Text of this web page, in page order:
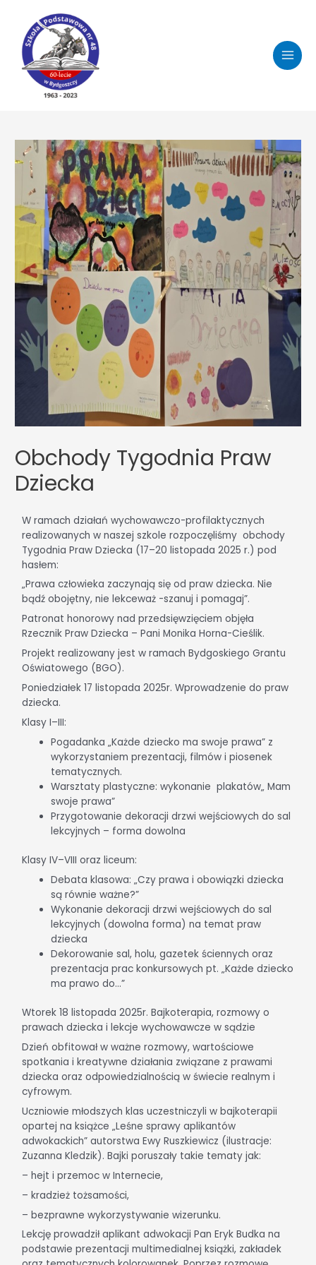
Obchody Tygodnia Praw
Dziecka
W ramach działań wychowawczo-profilaktycznych
realizowanych w naszej szkole rozpoczęliśmy obchody
Tygodnia Praw Dziecka (17–20 listopada 2025 r.) pod
hasłem:
„Prawa człowieka zaczynają się od praw dziecka. Nie
bądź obojętny, nie lekceważ -szanuj i pomagaj”.
Patronat honorowy nad przedsięwzięciem objęła
Rzecznik Praw Dziecka – Pani Monika Horna-Cieślik.
Projekt realizowany jest w ramach Bydgoskiego Grantu
Oświatowego (BGO).
Poniedziałek 17 listopada 2025r. Wprowadzenie do praw
dziecka.
Klasy I–III:
Pogadanka „Każde dziecko ma swoje prawa” z
wykorzystaniem prezentacji, filmów i piosenek
tematycznych.
Warsztaty plastyczne: wykonanie plakatów„ Mam
swoje prawa”
Przygotowanie dekoracji drzwi wejściowych do sal
lekcyjnych – forma dowolna
Klasy IV–VIII oraz liceum:
Debata klasowa: „Czy prawa i obowiązki dziecka
są równie ważne?”
Wykonanie dekoracji drzwi wejściowych do sal
lekcyjnych (dowolna forma) na temat praw
dziecka
Dekorowanie sal, holu, gazetek ściennych oraz
prezentacja prac konkursowych pt. „Każde dziecko
ma prawo do…”
Wtorek 18 listopada 2025r. Bajkoterapia, rozmowy o
prawach dziecka i lekcje wychowawcze w sądzie
Dzień obfitował w ważne rozmowy, wartościowe
spotkania i kreatywne działania związane z prawami
dziecka oraz odpowiedzialnością w świecie realnym i
cyfrowym.
Uczniowie młodszych klas uczestniczyli w bajkoterapii
opartej na książce „Leśne sprawy aplikantów
adwokackich” autorstwa Ewy Ruszkiewicz (ilustracje:
Zuzanna Kledzik). Bajki poruszały takie tematy jak:
– hejt i przemoc w Internecie,
– kradzież tożsamości,
– bezprawne wykorzystywanie wizerunku.
Lekcję prowadził aplikant adwokacji Pan Eryk Budka na
podstawie prezentacji multimedialnej książki, zakładek